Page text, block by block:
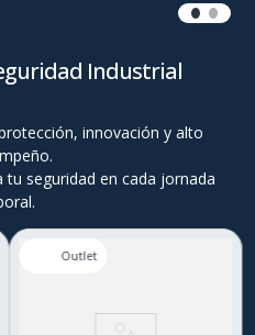
Industrial
innovación y alto
tu seguridad en cada jornada